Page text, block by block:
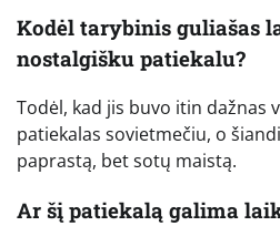
Kodėl tarybinis guliašas
nostalgišku patiekalu?
Todėl, kad jis buvo itin dažnas
patiekalas sovietmečiu, o
paprastą, bet sotų maistą.
Ar šį patiekalą galima